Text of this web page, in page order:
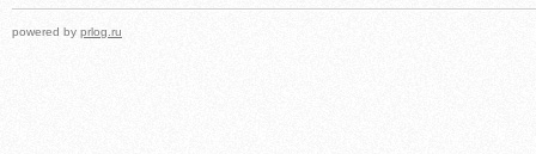
powered by prlog.ru